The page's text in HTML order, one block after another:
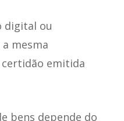
digital ou
mesma
emitida
bens depende do